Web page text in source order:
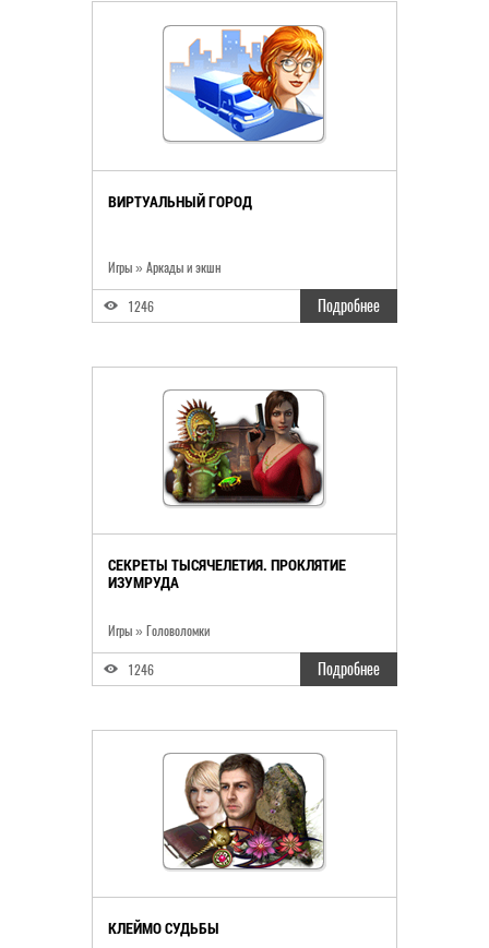
ВИРТУАЛЬНЫЙ ГОРОД
Игры» Аркады и экшн
1246 Подробнее
СЕКРЕТЫ ТЫСЯЧЕЛЕТИЯ. ПРОКЛЯТИЕ
ИЗУМРУДА
Игры» Головоломки
1246 Подробнее
КЛЕЙМО СУДЬБЫ